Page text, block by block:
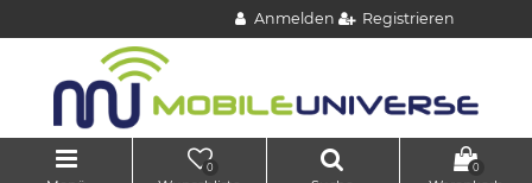
Anmelden Registrieren
0 0